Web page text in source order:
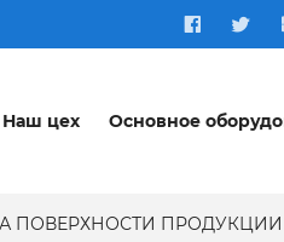
Наш цех Основное
ПОВЕРХНОСТИ ПРОДУКЦИИ